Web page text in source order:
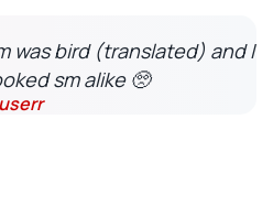
was bird (translated) and I
sm alike 🥺